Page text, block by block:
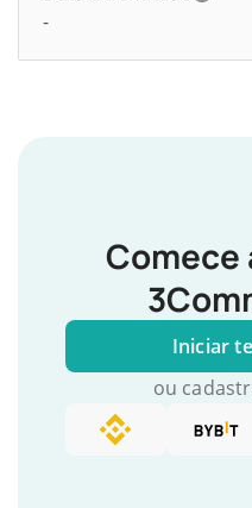
-
Comece
Iniciar
ou